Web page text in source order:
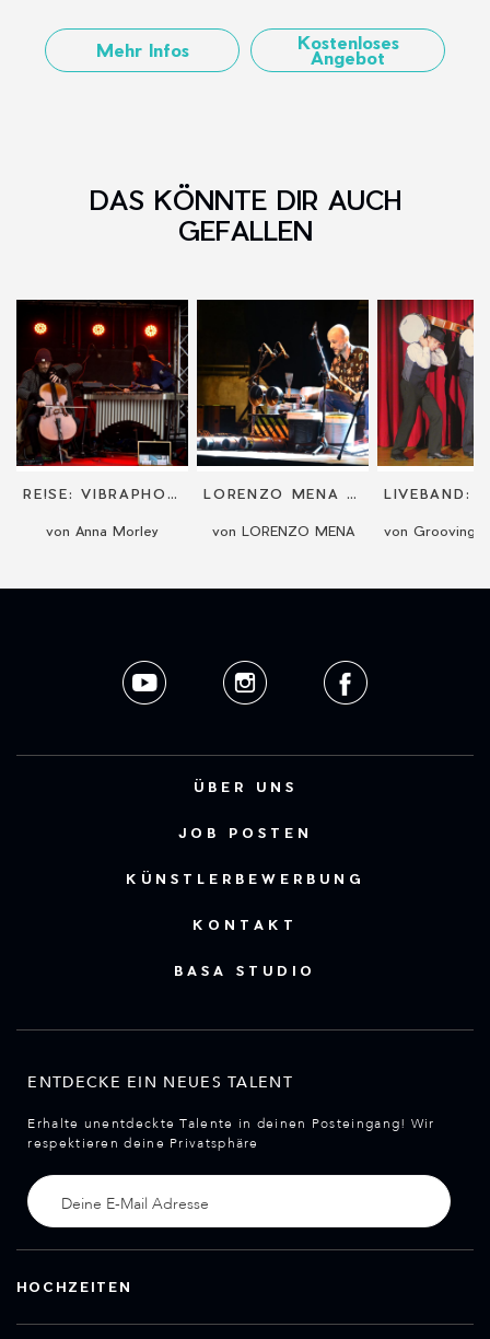
Mehr Infos Kostenloses
Angebot
DAS KÖNNTE DIR AUCH
GEFALLEN
RE!SE: VIBRAPHONE & CELLO ELECTRO DUO
von Anna Morley
LORENZO MENA (RECYCLED LIVE PERCUSSION ACT)
von LORENZO MENA
ÜBER UNS
JOB POSTEN
KÜNSTLERBEWERBUNG
KONTAKT
BASA STUDIO
ENTDECKE EIN NEUES TALENT
Erhalte unentdeckte Talente in deinen Posteingang! Wir
respektieren deine Privatsphäre
HOCHZEITEN